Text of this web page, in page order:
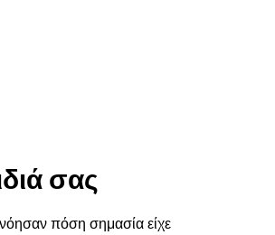
σας
πόση σημασία είχε